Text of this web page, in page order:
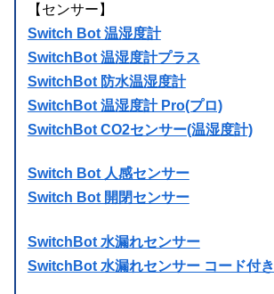
【センサー】
Switch Bot 温湿度計
SwitchBot 温湿度計プラス
SwitchBot 防水温湿度計
SwitchBot 温湿度計 Pro(プロ)
SwitchBot CO2センサー(温湿度計)
Switch Bot 人感センサー
Switch Bot 開閉センサー
SwitchBot 水漏れセンサー
SwitchBot 水漏れセンサー コード付き